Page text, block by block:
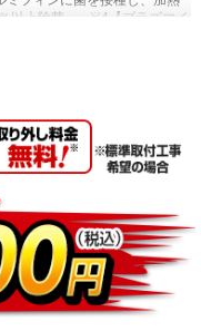
以上除菌。
※4【プラズマイ
設備における試験結果による
せん。
昇する場合あり。工場出荷時
要。
※7【国内唯一／ステン
売されている国内家庭用エア
採用。
※8【最上位モデルに
搭載「凍結洗浄ヒートプラ
【「凍結洗浄」お客様満足度
年11月調査。N=6,455。
気温2℃、試験室の温度約
2g塗布状態の消費電力
【抗菌・防カビ・抗ウイルス
制性能とは異なります。
は半年に1回を目安に定期的
れをしてください。